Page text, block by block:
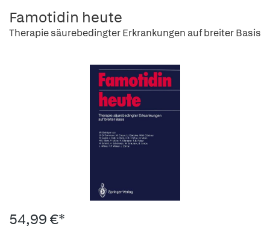
Famotidin heute
Therapie säurebedingter Erkrankungen auf breiter Basis
54,99 €*